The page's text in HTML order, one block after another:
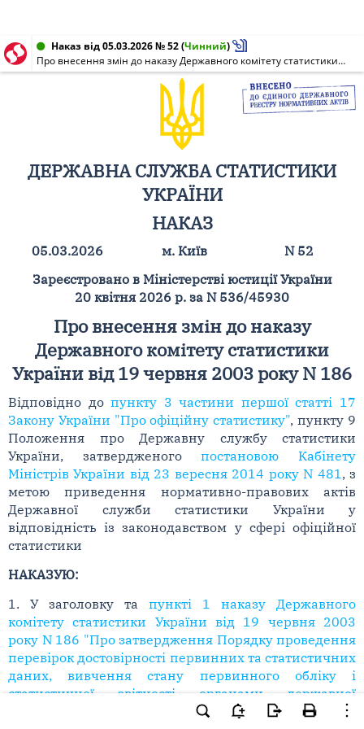
Наказ від 05.03.2026 № 52(Чинний)
Про внесення змін до наказу Державного комітету статистики України від 19 червня 2003 року N 186